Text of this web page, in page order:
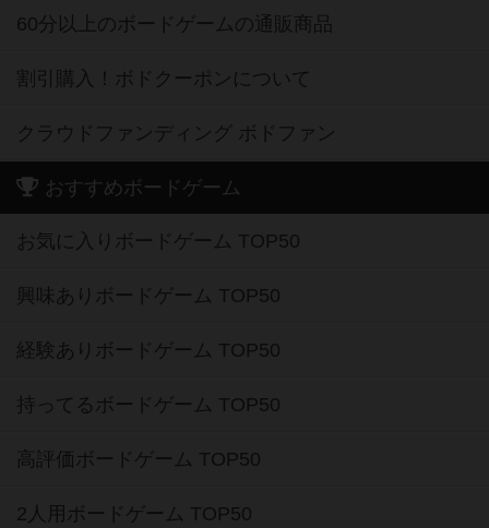
60分以上のボードゲームの通販商品
割引購入！ボドクーポンについて
クラウドファンディング ボドファン
おすすめボードゲーム
お気に入りボードゲーム TOP50
興味ありボードゲーム TOP50
経験ありボードゲーム TOP50
持ってるボードゲーム TOP50
高評価ボードゲーム TOP50
2人用ボードゲーム TOP50